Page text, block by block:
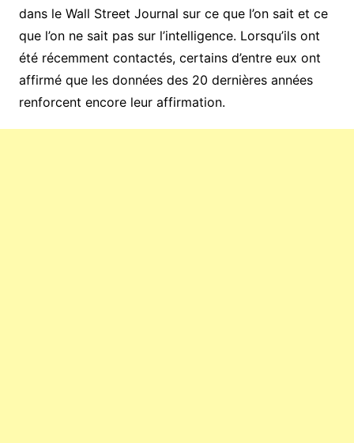
dans le Wall Street Journal sur ce que l’on sait et ce
que l’on ne sait pas sur l’intelligence. Lorsqu’ils ont
été récemment contactés, certains d’entre eux ont
affirmé que les données des 20 dernières années
renforcent encore leur affirmation.